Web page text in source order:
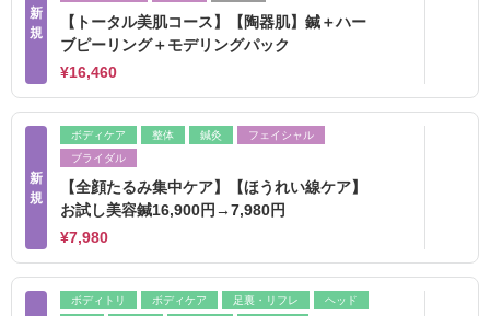
新
規
【トータル美肌コース】【陶器肌】鍼＋ハー
ブピーリング＋モデリングパック
¥16,460
新
規
ボディケア 整体 鍼灸
フェイシャル
ブライダル
【全顔たるみ集中ケア】【ほうれい線ケア】
お試し美容鍼16,900円→7,980円
¥7,980
ボディトリ ボディケア 足裏・リフレ
ヘッド